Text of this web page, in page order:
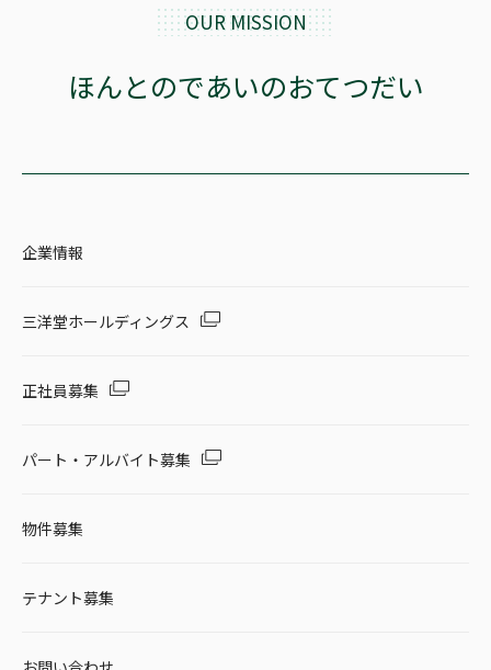
OUR MISSION
ほんとのであいのおてつだい
企業情報
三洋堂ホールディングス
正社員募集
パート・アルバイト募集
物件募集
テナント募集